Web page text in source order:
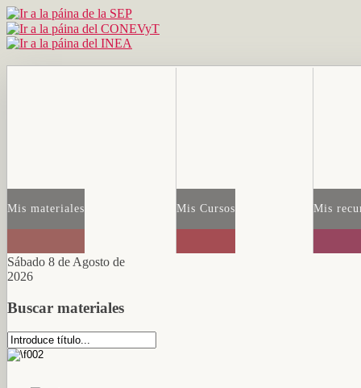
Mis materiales Mis Cursos Mis
Sábado 8 de Agosto de
2026
Buscar materiales